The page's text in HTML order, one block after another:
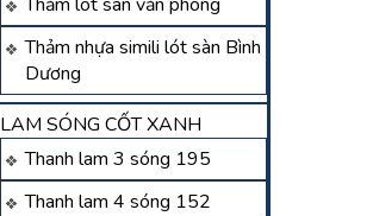
Thảm nhựa simili lót sàn Bình
Dương
LAM SÓNG CỐT XANH
Thanh lam 3 sóng 195
Thanh lam 4 sóng 152